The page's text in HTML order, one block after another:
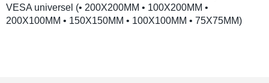
VESA universel (• 200X200MM • 100X200MM •
200X100MM • 150X150MM • 100X100MM • 75X75MM)